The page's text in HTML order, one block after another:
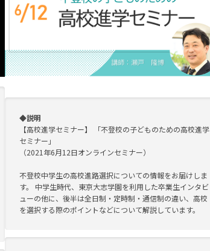
◆説明
【高校進学セミナー】 「不登校の子どものための高校進学
セミナー」
（2021年6月12日オンラインセミナー）
不登校中学生の高校進路選択についての情報をお届けしま
す。 中学生時代、東京大志学園を利用した卒業生インタビ
ューの他に、後半は全日制・定時制・通信制の違い、高校
を選択する際のポイントなどについて解説しています。